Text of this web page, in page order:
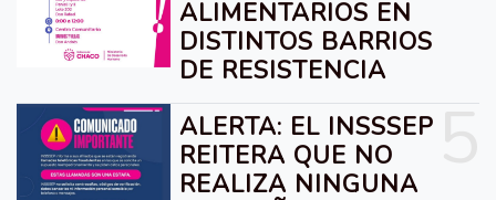
ALIMENTARIOS EN
DISTINTOS BARRIOS
DE RESISTENCIA
ALERTA: EL INSSSEP
REITERA QUE NO
REALIZA NINGUNA